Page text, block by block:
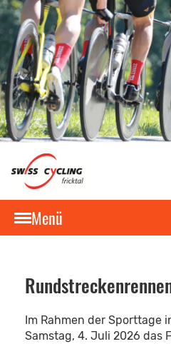
Menü
Im Rahmen der Sporttage
Samstag, 4. Juli 2026 das